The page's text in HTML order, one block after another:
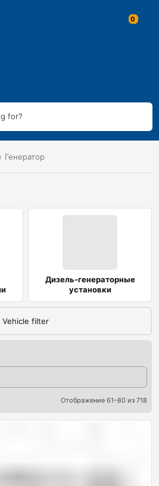
for?
Генератор
Дизель-генераторные
установки
Vehicle filter
Отображение 61–80 из 718